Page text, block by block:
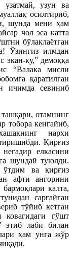
узун ва
осилтириб,
шунда мени ҳам
чол эса катта
бўлаклаётган
Ўзингиз илмдан
экан-ку,” демоққа
“Валака мисли
қаратилган
ичимда севиниб
отамнинг
тобора кенгайиб,
нархи
Қирғиз
елкасини
шундай туюлди.
ўтдим ва қирғиз
афти ангорини
калта,
сарғайган
тўйиб кетган
гўшт
этиб лаби билан
ҳам унга жўр